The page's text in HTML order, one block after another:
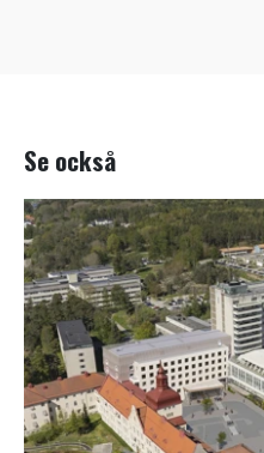
Se också